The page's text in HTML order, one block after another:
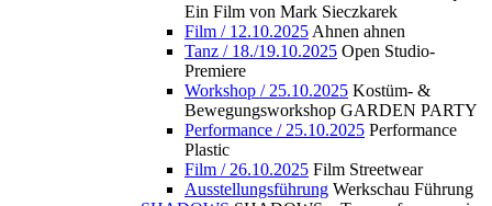
Ein Film von Mark Sieczkarek
Film / 12.10.2025 Ahnen ahnen
Tanz / 18./19.10.2025 Open Studio-
Premiere
Workshop / 25.10.2025 Kostüm- &
Bewegungsworkshop GARDEN PARTY
Performance / 25.10.2025 Performance
Plastic
Film / 26.10.2025 Film Streetwear
Ausstellungsführung Werkschau Führung